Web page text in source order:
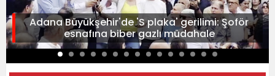
Adana Büyükşehir'de 'S plaka' gerilimi: Şoför
esnafına biber gazlı müdahale